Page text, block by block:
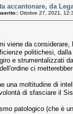
accantonare, da
Ottobre 27, 2021,
viene da
politichesi,
e strumentalizzati
ci
una moltitudine di
di sfasciare il
patologico (che è